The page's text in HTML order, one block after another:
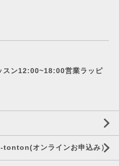
ン12:00~18:00営業ラッピ
オンラインお申込み）